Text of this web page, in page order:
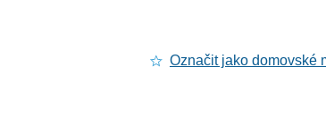
Označit jako domovské